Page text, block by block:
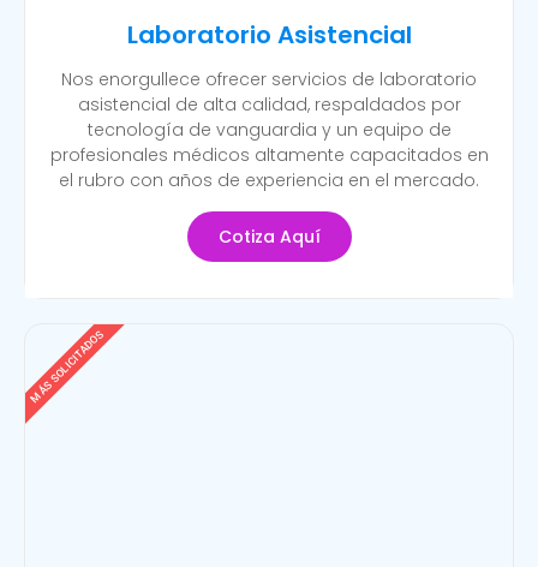
Laboratorio Asistencial
Nos enorgullece ofrecer servicios de laboratorio
asistencial de alta calidad, respaldados por
tecnología de vanguardia y un equipo de
profesionales médicos altamente capacitados en
el rubro con años de experiencia en el mercado.
Cotiza Aquí
MÁS SOLICITADOS